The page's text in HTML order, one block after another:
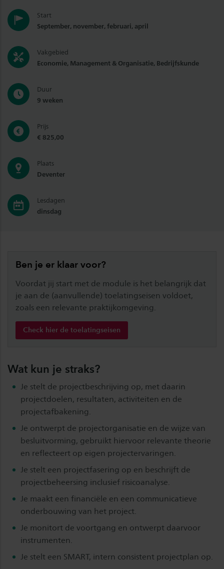
Start
September, november, februari, april
Vakgebied
Economie, Management & Organisatie, Bedrijfskunde
Duur
9 weken
Prijs
€ 825,00
Plaats
Deventer
Lesdagen
dinsdag
Ben je er klaar voor?
Voordat jij start met de module is het belangrijk dat
je aan de (aanvullende) toelatingseisen voldoet,
zoals een relevante praktijkomgeving.
Check hier de toelatingseisen
Wat kun je straks?
Je stelt de projectbeschrijving op, met daarin
projectdoelen, resultaten, activiteiten en de
projectafbakening.
Je ontwerpt de projectorganisatie en de wijze van
besluitvorming, gebruikt hiervoor relevante theorie
en reflecteert op eigen projectervaringen.
Je stelt een projectfasering op en beschrijft de
projectbeheersing inclusief risicoanalyse.
Je maakt een financiële en een communicatieve
onderbouwing van het project.
Je monitort de voortgang en ontwerpt daarvoor
instrumenten.
Je stelt een SMART, intern consistent projectplan op.